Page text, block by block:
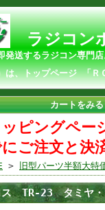
ラジコン
送するラジコン専門
は、トップページ 「
カートをみる
ピングペー
にご注文と決
> 旧型パーツ半額大特
ス TR-23 タミヤ・